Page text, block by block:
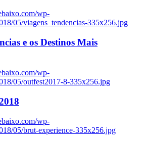
wp-
05/viagens_tendencias-335x256.jpg
e os Destinos Mais
wp-
05/outfest2017-8-335x256.jpg
wp-
05/brut-experience-335x256.jpg